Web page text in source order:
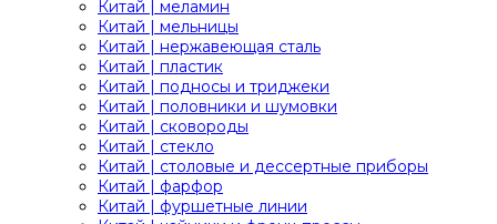
Китай | меламин
Китай | мельницы
Китай | нержавеющая сталь
Китай | пластик
Китай | подносы и триджеки
Китай | половники и шумовки
Китай | сковороды
Китай | стекло
Китай | столовые и дессертные приборы
Китай | фарфор
Китай | фуршетные линии